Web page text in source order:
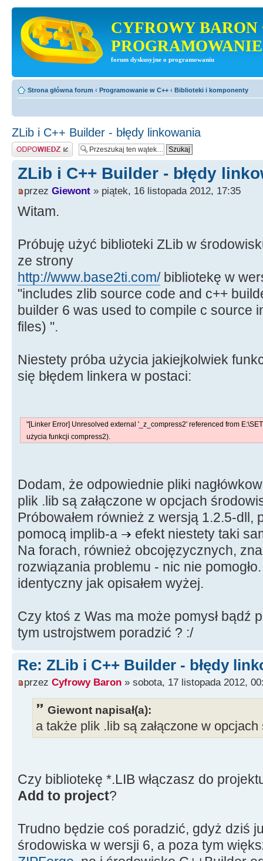
CYFROWY BARON
PROGRAMOWANIE
forum dyskusyjne o programowaniu
Strona główna forum ‹ Programowanie w C++ ‹ Biblioteki i komponenty
ZLib i C++ Builder - błędy linkowania
Odpowiedz
ZLib i C++ Builder - błędy
przez Giewont » piątek, 16 listopada 2012, 17:35
Witam.
Próbuję użyć biblioteki ZLib w
ze strony
http://www.base2ti.com/bibliotekę w
"includes zlib source code and c++
builder 6 was used to compile c source
files) ".
Niestety próba użycia jakiejkolwiek
się błędem linkera w postaci:
"[Linker Error] Unresolved external '_z_compress2' referenced from
użycia funkcji compress2).
Dodam, że odpowiednie pliki
plik .lib są załączone w opcjach
Próbowałem również z wersją 1.2.5-dll,
pomocą implib-a
efekt niestety taki
Na forach, również obcojęzycznych,
rozwiązania problemu - nic nie
identyczny jak opisałem wyżej.
Czy ktoś z Was ma może pomysł bądź
tym ustrojstwem poradzić ? :/
Re: ZLib i C++ Builder - błędy
przez Cyfrowy Baron » sobota, 17 listopada 2012,
Giewont napisał(a):
a także plik .lib są załączone w
Czy bibliotekę *.LIB włączasz do
Add to project?
Trudno będzie coś poradzić, gdyż dziś
środowiska w wersji 6, a poza tym